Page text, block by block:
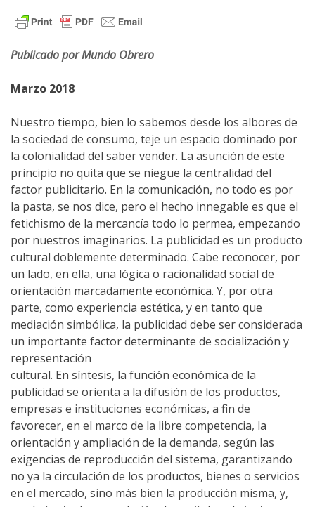
Publicado por Mundo Obrero
Marzo 2018
Nuestro tiempo, bien lo sabemos desde los albores de
la sociedad de consumo, teje un espacio dominado por
la colonialidad del saber vender. La asunción de este
principio no quita que se niegue la centralidad del
factor publicitario. En la comunicación, no todo es por
la pasta, se nos dice, pero el hecho innegable es que el
fetichismo de la mercancía todo lo permea, empezando
por nuestros imaginarios. La publicidad es un producto
cultural doblemente determinado. Cabe reconocer, por
un lado, en ella, una lógica o racionalidad social de
orientación marcadamente económica. Y, por otra
parte, como experiencia estética, y en tanto que
mediación simbólica, la publicidad debe ser considerada
un importante factor determinante de socialización y
representación
cultural. En síntesis, la función económica de la
publicidad se orienta a la difusión de los productos,
empresas e instituciones económicas, a fin de
favorecer, en el marco de la libre competencia, la
orientación y ampliación de la demanda, según las
exigencias de reproducción del sistema, garantizando
no ya la circulación de los productos, bienes o servicios
en el mercado, sino más bien la producción misma, y,